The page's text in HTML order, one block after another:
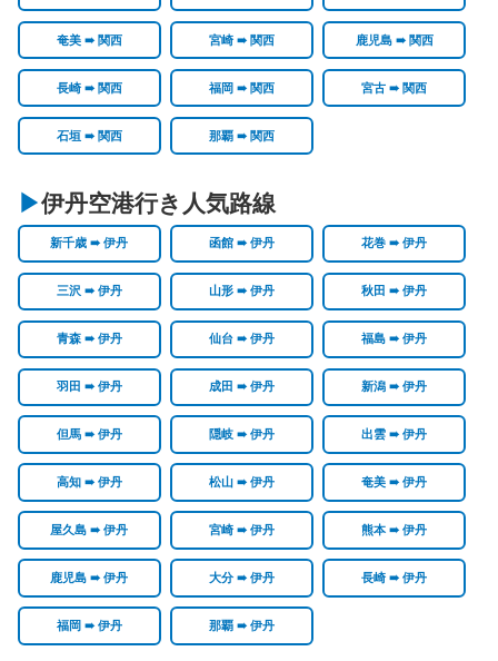
奄美 ➠ 関西 宮崎 ➠ 関西 鹿児島 ➠ 関西
長崎 ➠ 関西 福岡 ➠ 関西 宮古 ➠ 関西
石垣 ➠ 関西 那覇 ➠ 関西
伊丹空港行き人気路線
新千歳 ➠ 伊丹 函館 ➠ 伊丹 花巻 ➠ 伊丹
三沢 ➠ 伊丹 山形 ➠ 伊丹 秋田 ➠ 伊丹
青森 ➠ 伊丹 仙台 ➠ 伊丹 福島 ➠ 伊丹
羽田 ➠ 伊丹 成田 ➠ 伊丹 新潟 ➠ 伊丹
但馬 ➠ 伊丹 隠岐 ➠ 伊丹 出雲 ➠ 伊丹
高知 ➠ 伊丹 松山 ➠ 伊丹 奄美 ➠ 伊丹
屋久島 ➠ 伊丹 宮崎 ➠ 伊丹 熊本 ➠ 伊丹
鹿児島 ➠ 伊丹 大分 ➠ 伊丹 長崎 ➠ 伊丹
福岡 ➠ 伊丹 那覇 ➠ 伊丹